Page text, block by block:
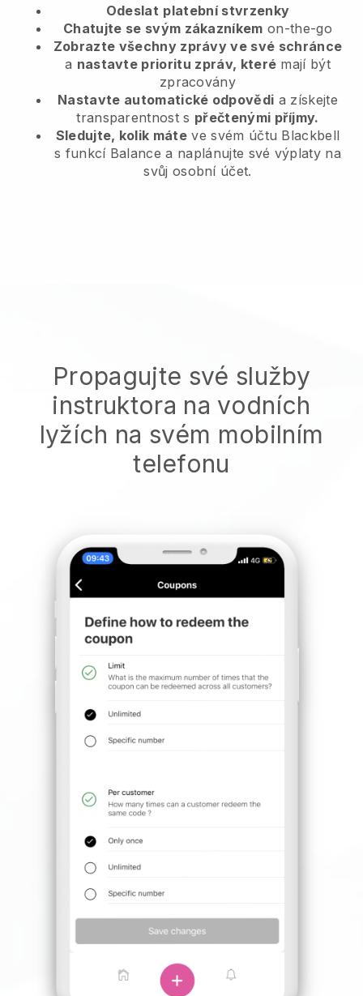
Odeslat platební stvrzenky
Chatujte se svým zákazníkem on-the-go
Zobrazte všechny zprávy ve své schránce
a nastavte prioritu zpráv, které mají být
zpracovány
Nastavte automatické odpovědi a získejte
transparentnost s přečtenými příjmy.
Sledujte, kolik máte ve svém účtu Blackbell
s funkcí Balance a naplánujte své výplaty na
svůj osobní účet.
Propagujte své služby
instruktora na vodních
lyžích na svém mobilním
telefonu